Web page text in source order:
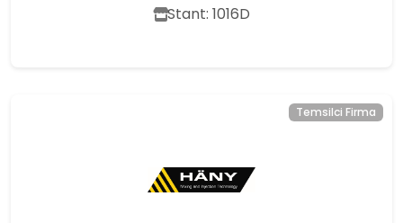
Stant: 1016D
Temsilci Firma